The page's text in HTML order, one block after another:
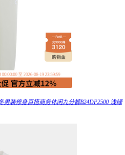
男装修身百搭商务休闲九分裤B24DP2500 浅绿